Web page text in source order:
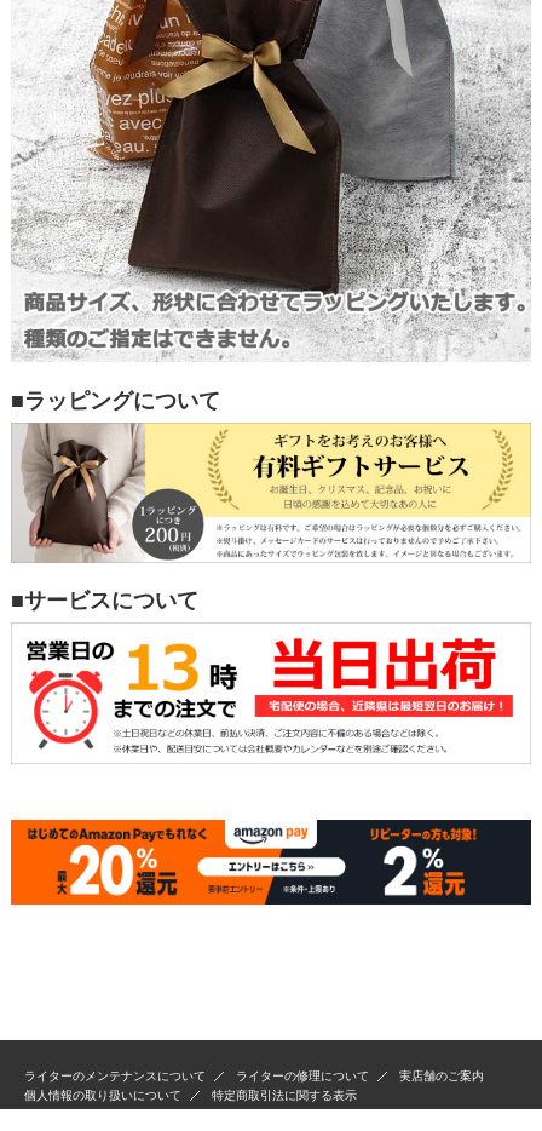
■ラッピングについて
■サービスについて
ライターのメンテナンスについて ライターの修理について
実店舗のご案内
個人情報の取り扱いについて
特定商取引法に関する表示